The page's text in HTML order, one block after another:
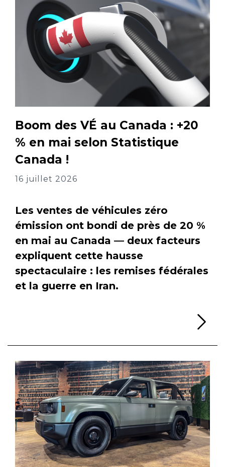
Boom des VÉ au Canada : +20
% en mai selon Statistique
Canada !
16 juillet 2026
Les ventes de véhicules zéro
émission ont bondi de près de 20 %
en mai au Canada — deux facteurs
expliquent cette hausse
spectaculaire : les remises fédérales
et la guerre en Iran.